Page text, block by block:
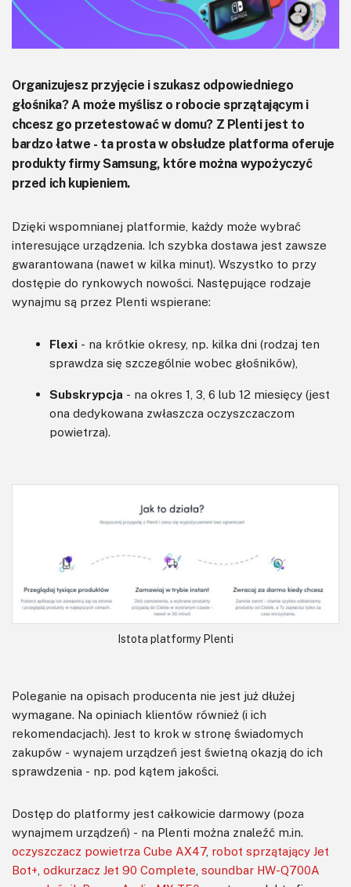
Do pobrania
Organizujesz przyjęcie i szukasz odpowiedniego
głośnika? A może myślisz o robocie sprzątającym i
chcesz go przetestować w domu? Z Plenti jest to
bardzo łatwe - ta prosta w obsłudze platforma oferuje
produkty firmy Samsung, które można wypożyczyć
przed ich kupieniem.
Dzięki wspomnianej platformie, każdy może wybrać
interesujące urządzenia. Ich szybka dostawa jest zawsze
gwarantowana (nawet w kilka minut). Wszystko to przy
dostępie do rynkowych nowości. Następujące rodzaje
wynajmu są przez Plenti wspierane:
Flexi - na krótkie okresy, np. kilka dni (rodzaj ten
sprawdza się szczególnie wobec głośników),
Subskrypcja - na okres 1, 3, 6 lub 12 miesięcy (jest
ona dedykowana zwłaszcza oczyszczaczom
powietrza).
Istota platformy Plenti
Poleganie na opisach producenta nie jest już dłużej
wymagane. Na opiniach klientów również (i ich
rekomendacjach). Jest to krok w stronę świadomych
zakupów - wynajem urządzeń jest świetną okazją do ich
sprawdzenia - np. pod kątem jakości.
Dostęp do platformy jest całkowicie darmowy (poza
wynajmem urządzeń) - na Plenti można znaleźć m.in.
oczyszczacz powietrza Cube AX47, robot sprzątający Jet
Bot+ odkurzacz Jet 90 Complete soundbar HW-Q700A